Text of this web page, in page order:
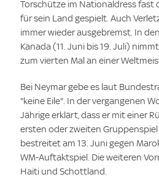
Torschütze im Nationaldress fast
für sein Land gespielt. Auch
immer wieder ausgebremst. In
Kanada (11. Juni bis 19. Juli)
zum vierten Mal an einer
Bei Neymar gebe es laut
"keine Eile". In der vergangenen
Jährige erklärt, dass er mit einer
ersten oder zweiten Gruppenspiel
bestreitet am 13. Juni gegen
WM-Auftaktspiel. Die weiteren
Haiti und Schottland.